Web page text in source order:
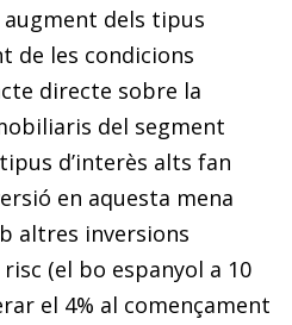
dels tipus
de les condicions
directe sobre la
del segment
d’interès alts fan
en aquesta mena
altres inversions
(el bo espanyol a 10
el 4% al començament